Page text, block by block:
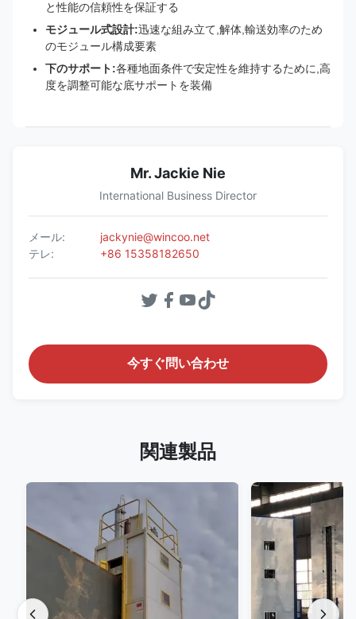
と性能の信頼性を保証する
モジュール式設計:迅速な組み立て,解体,輸送効率のため
のモジュール構成要素
下のサポート:各種地面条件で安定性を維持するために,高
度を調整可能な底サポートを装備
Mr. Jackie Nie
International Business Director
メール:
jackynie@wincoo.net
テレ:
+86 15358182650
今すぐ問い合わせ
関連製品